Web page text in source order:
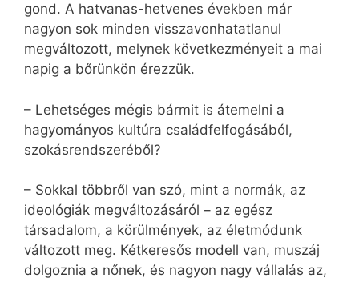
gond. A hatvanas-hetvenes években már
nagyon sok minden visszavonhatatlanul
megváltozott, melynek következményeit a mai
napig a bőrünkön érezzük.
– Lehetséges mégis bármit is átemelni a
hagyományos kultúra családfelfogásából,
szokásrendszeréből?
– Sokkal többről van szó, mint a normák, az
ideológiák megváltozásáról – az egész
társadalom, a körülmények, az életmódunk
változott meg. Kétkeresős modell van, muszáj
dolgoznia a nőnek, és nagyon nagy vállalás az,